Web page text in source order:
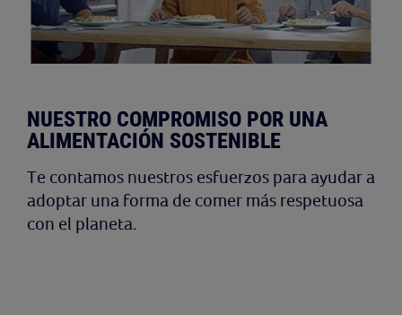
NUESTRO COMPROMISO POR UNA
ALIMENTACIÓN SOSTENIBLE
Te contamos nuestros esfuerzos para ayudar a
adoptar una forma de comer más respetuosa
con el planeta.